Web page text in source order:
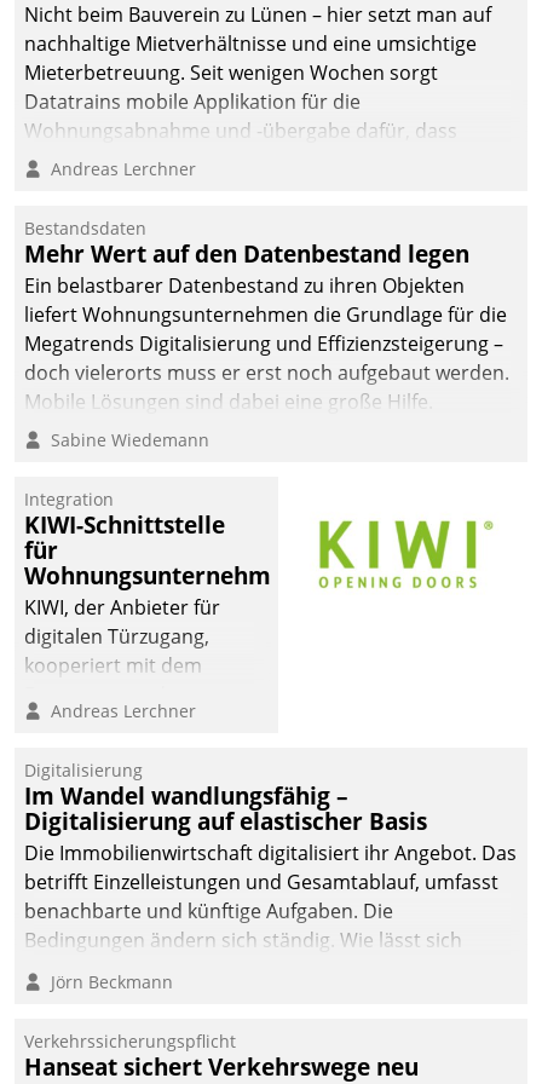
Nicht beim Bauverein zu Lünen – hier setzt man auf
nachhaltige Mietverhältnisse und eine umsichtige
Mieterbetreuung. Seit wenigen Wochen sorgt
Datatrains mobile Applikation für die
Wohnungsabnahme und -übergabe dafür, dass
Mieter wohlgeordnet kommen und, so es sein muss,
Andreas Lerchner
Bestandsdaten
Mehr Wert auf den Datenbestand legen
Ein belastbarer Datenbestand zu ihren Objekten
liefert Wohnungsunternehmen die Grundlage für die
Megatrends Digitalisierung und Effizienzsteigerung –
doch vielerorts muss er erst noch aufgebaut werden.
Mobile Lösungen sind dabei eine große Hilfe.
Sabine Wiedemann
Integration
KIWI-Schnittstelle
für
Wohnungsunternehmen
KIWI, der Anbieter für
digitalen Türzugang,
kooperiert mit dem
Softwareentwicklungshaus
Andreas Lerchner
Digitalisierung
Im Wandel wandlungsfähig –
Digitalisierung auf elastischer Basis
Die Immobilienwirtschaft digitalisiert ihr Angebot. Das
betrifft Einzelleistungen und Gesamtablauf, umfasst
benachbarte und künftige Aufgaben. Die
Bedingungen ändern sich ständig. Wie lässt sich
technisch die Kontrolle wahren und zugleich Freiraum
fürs Wachsen öffnen?
Jörn Beckmann
Verkehrssicherungspflicht
Hanseat sichert Verkehrswege neu